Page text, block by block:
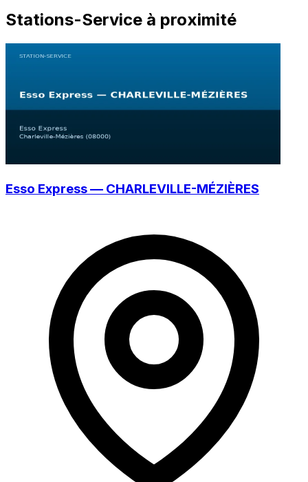
Stations-Service à proximité
Esso Express — CHARLEVILLE-MÉZIÈRES